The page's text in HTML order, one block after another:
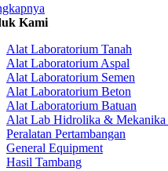
Kami
Alat Laboratorium Tanah
Alat Laboratorium Aspal
Alat Laboratorium Semen
Alat Laboratorium Beton
Alat Laboratorium Batuan
Alat Lab Hidrolika & Mekanika
Peralatan Pertambangan
General Equipment
Hasil Tambang